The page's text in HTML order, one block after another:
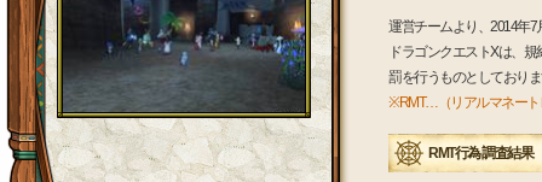
運営チームより、2014年
ドラゴンクエストXは、
罰を行うものとしており
※RMT…（リアルマネート
RMT行為 調査結果